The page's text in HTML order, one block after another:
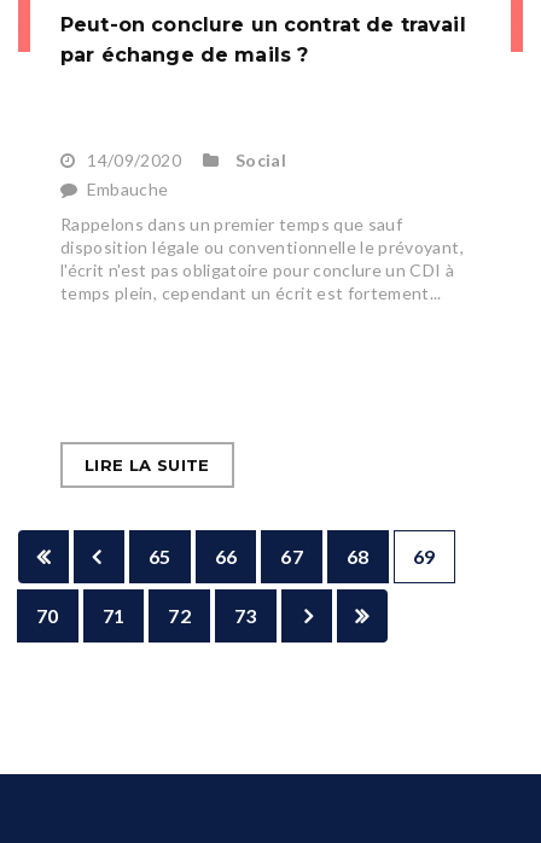
Peut-on conclure un contrat de travail
par échange de mails ?
14/09/2020
Social
Embauche
Rappelons dans un premier temps que sauf
disposition légale ou conventionnelle le prévoyant,
l'écrit n'est pas obligatoire pour conclure un CDI à
temps plein, cependant un écrit est fortement...
LIRE LA SUITE
65 66 67 68 69
70 71 72 73